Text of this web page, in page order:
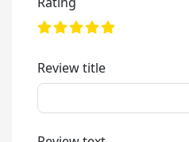
Review title